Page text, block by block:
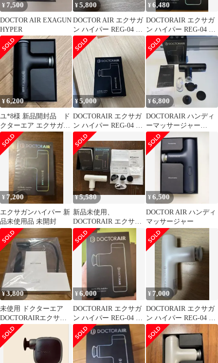
¥ 7,500
DOCTOR AIR EXAGUN
HYPER
¥5,800
DOCTOR AIR エクサガ
ン ハイパー REG-04 ピ
ンク
¥6,480
DOCTORAIR エクサガ
ン ハイパー REG-04 本
体
¥6,200
ユ*8様 新品開封品 ド
クターエア エクサガン
ハイパー REG-04 Black
¥5,000
DOCTORAIR エクサガ
ン ハイパー REG-04 ブ
ルー
¥6,800
DOCTORAIR ハンディ
ーマッサージャー
REG-04 ドクターエア
¥ 7,200
エクサガンハイパー 新
品未使用品 未開封
¥5,580
新品未使用、
DOCTORAIR エクサガ
ン ハイパー REG-04 す
¥6,500
DOCTOR AIR ハンディ
マッサージャー
¥3,800
未使用 ドクターエア
DOCTORAIRエクサガ
ンLUXE専用バックア
ーム
¥6,000
DOCTORAIR エクサガ
ン ハイパー REG-04 本
体
¥ 7,000
DOCTORAIR エクサガ
ン ハイパー REG-04 本
体 新品